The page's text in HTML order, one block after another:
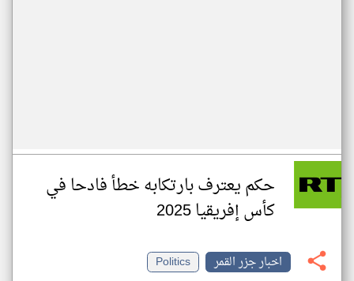
حكم يعترف بارتكابه خطأ فادحا في
كأس إفريقيا 2025
اخبار جزر القمر
Politics